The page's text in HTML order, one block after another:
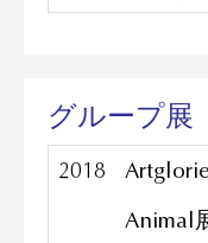
グループ展
2018
Animal